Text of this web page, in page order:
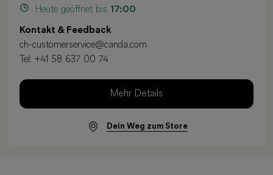
Heute geöffnet bis 17:00
Kontakt & Feedback
ch-customerservice@canda.com
Tel: +41 58 637 00 74
Mehr Details
Dein Weg zum Store